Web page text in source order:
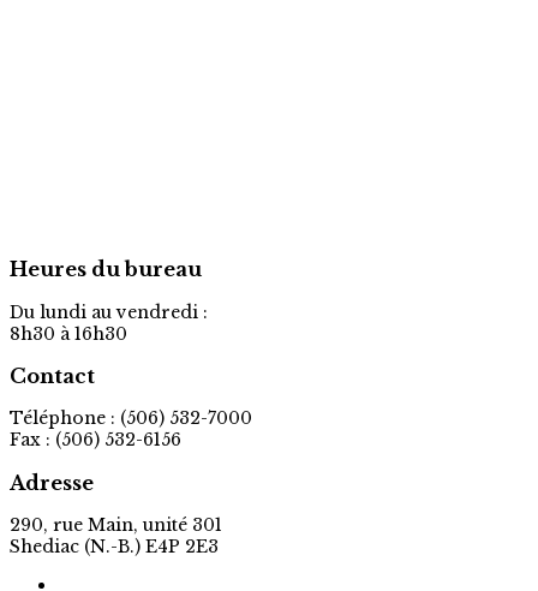
Heures du bureau
Du lundi au vendredi :
8h30 à 16h30
Contact
Téléphone : (506) 532-7000
Fax : (506) 532-6156
Adresse
290, rue Main, unité 301
Shediac (N.-B.) E4P 2E3